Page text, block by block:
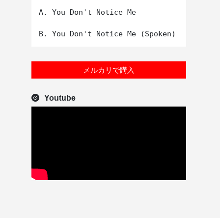
A. You Don't Notice Me
メルカリで購入
Youtube